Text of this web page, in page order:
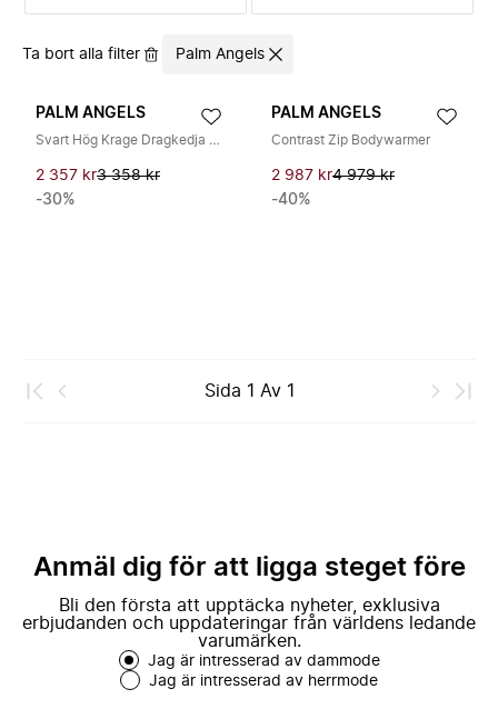
Ta bort alla filter Palm Angels
PALM ANGELS
Svart Hög Krage Dragkedja Jacka
2 357 kr3 358 kr
-30%
PALM ANGELS
Contrast Zip Bodywarmer
2 987 kr4 979 kr
-40%
Sida 1 Av 1
Anmäl dig för att ligga steget före
Bli den första att upptäcka nyheter, exklusiva
erbjudanden och uppdateringar från världens ledande
varumärken.
Jag är intresserad av dammode
Jag är intresserad av herrmode